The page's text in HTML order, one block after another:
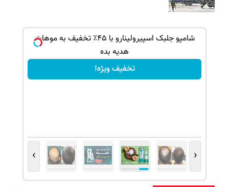
شامپو جلبک اسپیرولینارو با ۴۵٪ تخفیف به موهات
هدیه بده
تخفیف ویژه!
‹
›